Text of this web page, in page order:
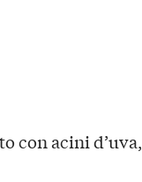
con acini d’uva,